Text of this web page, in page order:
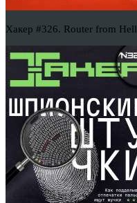
Хакер #326. Router from Hell